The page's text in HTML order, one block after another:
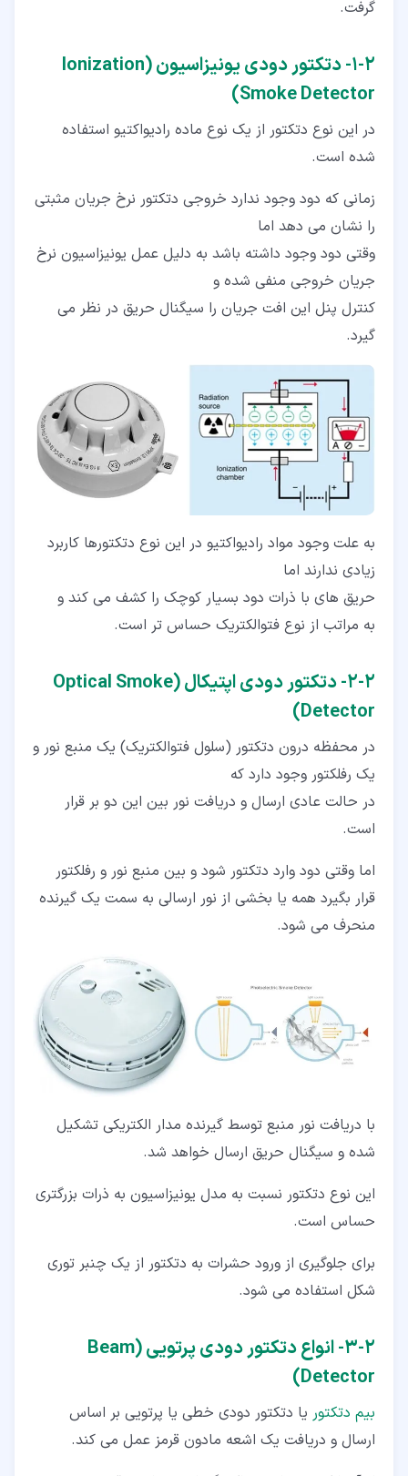
گرفت.
۲‏-‏۱‏- دتکتور دودی یونیزاسیون (Ionization
Smoke Detector)
در این نوع دتکتور از یک نوع ماده رادیواکتیو استفاده
شده است.
زمانی که دود وجود ندارد خروجی دتکتور نرخ جریان مثبتی
را نشان می دهد اما
وقتی دود وجود داشته باشد به دلیل عمل یونیزاسیون نرخ
جریان خروجی منفی شده و
کنترل پنل این افت جریان را سیگنال حریق در نظر می
گیرد.
به علت وجود مواد رادیواکتیو در این نوع دتکتورها کاربرد
زیادی ندارند اما
حریق های با ذرات دود بسیار کوچک را کشف می کند و
به مراتب از نوع فتوالکتریک حساس تر است.
۲‏-‏۲‏- دتکتور دودی اپتیکال (Optical Smoke
Detector)
در محفظه درون دتکتور (سلول فتوالکتریک) یک منبع نور و
یک رفلکتور وجود دارد که
در حالت عادی ارسال و دریافت نور بین این دو بر قرار
است.
اما وقتی دود وارد دتکتور شود و بین منبع نور و رفلکتور
قرار بگیرد همه یا بخشی از نور ارسالی به سمت یک گیرنده
منحرف می شود.
با دریافت نور منبع توسط گیرنده مدار الکتریکی تشکیل
شده و سیگنال حریق ارسال خواهد شد.
این نوع دتکتور نسبت به مدل یونیزاسیون به ذرات بزرگتری
حساس است.
برای جلوگیری از ورود حشرات به دتکتور از یک چنبر توری
شکل استفاده می شود.
۲‏-‏۳‏- انواع دتکتور دودی پرتویی (Beam
Detector)
بیم دتکتور یا دتکتور دودی خطی یا پرتویی بر اساس
ارسال و دریافت یک اشعه مادون قرمز عمل می کند.